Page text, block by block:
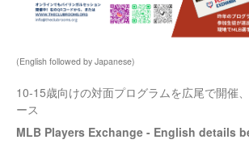
(English followed by Japanese)
10-15歳向けの対面プログラムを広尾で開催
ース
MLB Players Exchange - English details